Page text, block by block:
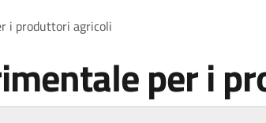
i produttori agricoli
per i